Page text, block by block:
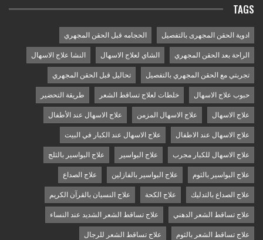
TAGS
ادوية الحقن المجهرى بالتفصيل الحجامه قبل الحقن المجهري
الراحة بعد الحقن المجهري الشاي لعلاج الاسهال النشا علاج الاسهال
تجربتي مع الحقن المجهري بالتفصيل تحاليل قبل الحقن المجهري
حبوب علاج الاسهال خلطات لعلاج تساقط الشعر طريقة التحضير
علاج الاسهال علاج الاسهال المزمن علاج الاسهال عند الأطفال
علاج الاسهال عند الاطفال علاج الاسهال عند الكبار في البيت
علاج الاسهال للكبار مجرب علاج البواسير علاج البواسير بالثلج
علاج البواسير بالثوم علاج البواسير بالفازلين علاج الصداع
علاج الصداع بالتدليك علاج الكحة علاج النسيان بالقرآن الكريم
علاج تساقط الشعر الدهني علاج تساقط الشعر الشديد عند النساء
علاج تساقط الشعر بالثوم علاج تساقط الشعر للرجال